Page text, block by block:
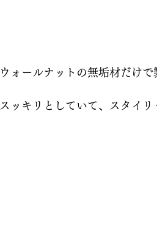
ウォールナットの無垢材だけで
スッキリとしていて、スタイリ